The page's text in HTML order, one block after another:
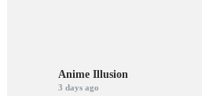
Anime Illusion
3 days ago